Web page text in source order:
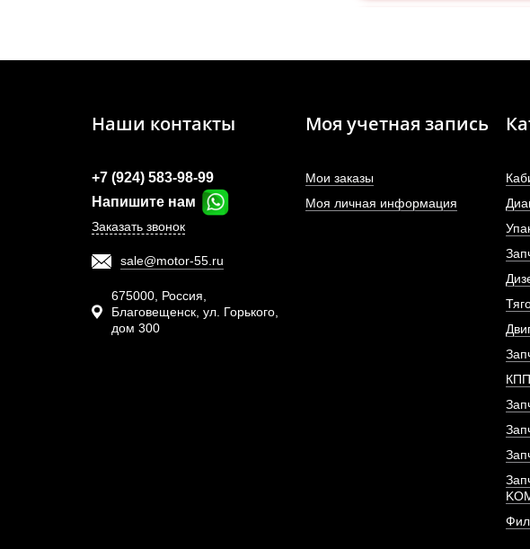
Турбокомпрессор
HX55W двигателя
АРТИКУЛ:
ПОД ЗАКАЗ
Наши контакты
+7 (924) 583-98-99
Напишите нам
Заказать звонок
sale@motor-55.ru
675000, Россия,
Благовещенск, ул. Горького,
дом 300
Моя учетная запись
Мои заказы
Моя личная информация